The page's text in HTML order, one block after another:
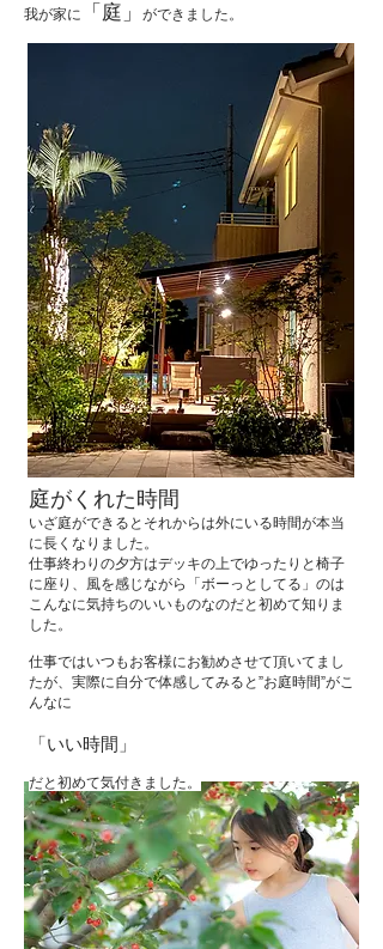
我が家に 「庭」 ができました。
​庭がくれた時間
いざ庭ができるとそれからは外にいる時間が本当
に長くなりました。
仕事終わりの夕方はデッキの上でゆったりと椅子
に座り、 風を感じながら「ボーっとしてる」のは
こんなに気持ちのいいものなのだと初めて知りま
した。
仕事ではいつもお客様にお勧めさせて頂いてまし
たが、 実際に自分で体感してみると”お庭時間”がこ
んなに
「いい時間」
だと初めて気付きました。